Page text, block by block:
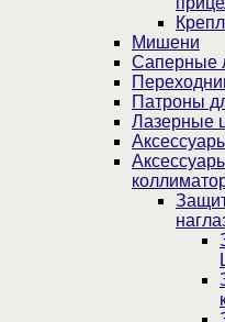
Мишени
Саперные
Патроны
Лазерные